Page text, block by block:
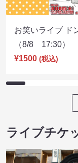
お笑いライブ ド
（8/8 17:30）
¥1500 (税込)
ライブチケ